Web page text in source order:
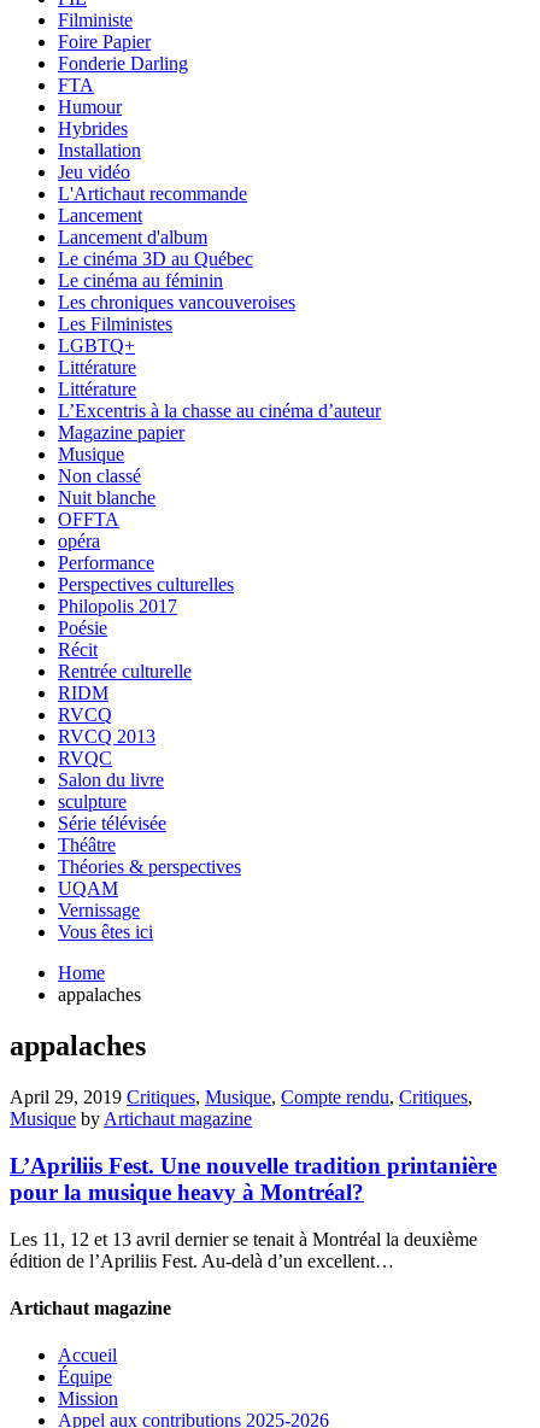
Filministe
Foire Papier
Fonderie Darling
FTA
Humour
Hybrides
Installation
Jeu vidéo
L'Artichaut recommande
Lancement
Lancement d'album
Le cinéma 3D au Québec
Le cinéma au féminin
Les chroniques vancouveroises
Les Filministes
LGBTQ+
Littérature
Littérature
L’Excentris à la chasse au cinéma d’auteur
Magazine papier
Musique
Non classé
Nuit blanche
OFFTA
opéra
Performance
Perspectives culturelles
Philopolis 2017
Poésie
Récit
Rentrée culturelle
RIDM
RVCQ
RVCQ 2013
RVQC
Salon du livre
sculpture
Série télévisée
Théâtre
Théories & perspectives
UQAM
Vernissage
Vous êtes ici
Home
appalaches
appalaches
April 29, 2019 Critiques, Musique, Compte rendu, Critiques,
Musique by Artichaut magazine
L’Apriliis Fest. Une nouvelle tradition printanière
pour la musique heavy à Montréal?
Les 11, 12 et 13 avril dernier se tenait à Montréal la deuxième
édition de l’Apriliis Fest. Au-delà d’un excellent…
Artichaut magazine
Accueil
Équipe
Mission
Appel aux contributions 2025-2026